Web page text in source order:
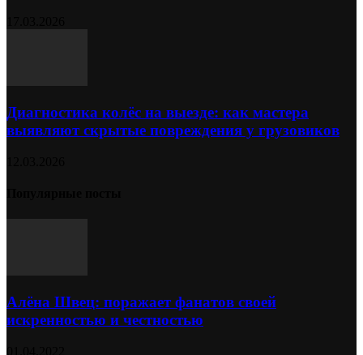
Диагностика колёс на выезде: как мастера
выявляют скрытые повреждения у грузовиков
Алёна Швец: поражает фанатов своей
искренностью и честностью